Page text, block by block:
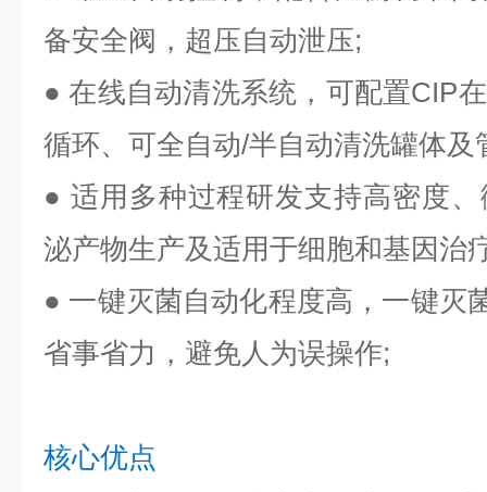
备安全阀，超压自动泄压;
●在线自动清洗系统，可配置CIP
循环、可全自动/半自动清洗罐体及
● 适用多种过程研发支持高密度
泌产物生产及适用于细胞和基因治
● 一键灭菌自动化程度高，一键灭
省事省力，避免人为误操作;
核心优点